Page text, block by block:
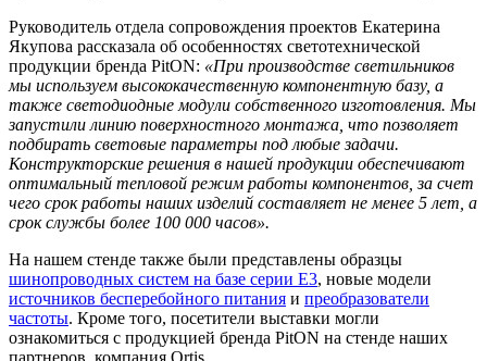
Руководитель отдела сопровождения проектов Екатерина
Якупова рассказала об особенностях светотехнической
продукции бренда PitON: «При производстве светильников
мы используем высококачественную компонентную базу, а
также светодиодные модули собственного изготовления. Мы
запустили линию поверхностного монтажа, что позволяет
подбирать световые параметры под любые задачи.
Конструкторские решения в нашей продукции обеспечивают
оптимальный тепловой режим работы компонентов, за счет
чего срок работы наших изделий составляет не менее 5 лет, а
срок службы более 100 000 часов».
На нашем стенде также были представлены образцы
шинопроводных систем на базе серии Е3, новые модели
источников бесперебойного питания и преобразователи
частоты. Кроме того, посетители выставки могли
ознакомиться с продукцией бренда PitON на стенде наших
партнеров, компания Ortis.